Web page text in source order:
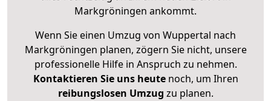
Markgröningen ankommt.
Wenn Sie einen Umzug von Wuppertal nach
Markgröningen planen, zögern Sie nicht, unsere
professionelle Hilfe in Anspruch zu nehmen.
Kontaktieren Sie uns heutenoch, um Ihren
reibungslosen Umzug zu planen.